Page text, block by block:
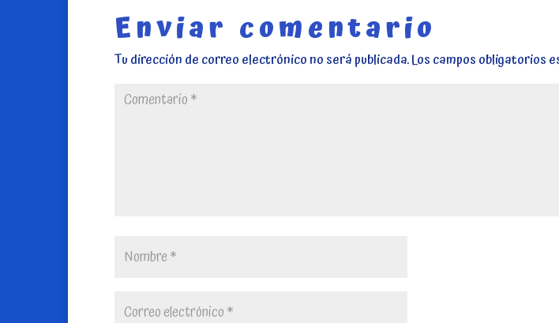
Enviar comentario
Tu dirección de correo electrónico no será publicada.Los campos obligatorios